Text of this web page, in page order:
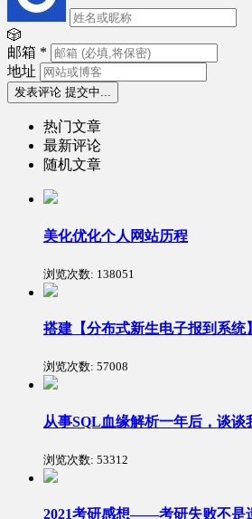
🎲
邮箱 *
地址
发表评论 提交中...
热门文章
最新评论
随机文章
美化优化个人网站历程
浏览次数: 138051
搭建【分布式新生电子报到系统
浏览次数: 57008
从事SQL血缘解析一年后，谈谈
浏览次数: 53312
2021考研感想——考研失败不是